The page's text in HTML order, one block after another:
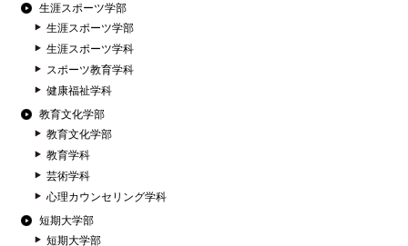
生涯スポーツ学部
生涯スポーツ学部
生涯スポーツ学科
スポーツ教育学科
健康福祉学科
教育文化学部
教育文化学部
教育学科
芸術学科
心理カウンセリング学科
短期大学部
短期大学部